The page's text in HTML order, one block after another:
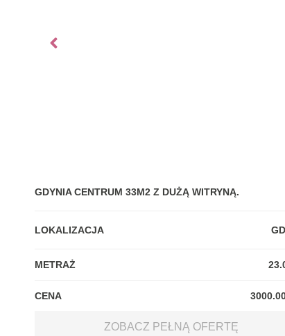
GDYNIA CENTRUM 33M2 Z DUŻĄ WITRYNĄ.
LOKALIZACJA
METRAŻ
CENA
ZOBACZ PEŁNĄ OFERTĘ